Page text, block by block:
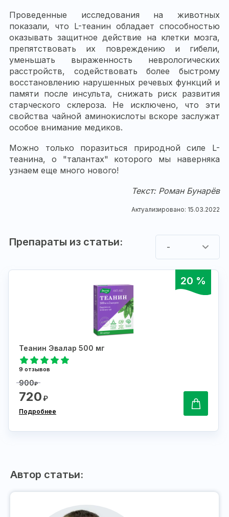
Проведенные исследования на животных
показали, что L-теанин обладает способностью
оказывать защитное действие на клетки мозга,
препятствовать их повреждению и гибели,
уменьшать выраженность неврологических
расстройств, содействовать более быстрому
восстановлению нарушенных речевых функций и
памяти после инсульта, снижать риск развития
старческого склероза. Не исключено, что эти
свойства чайной аминокислоты вскоре заслужат
особое внимание медиков.
Можно только поразиться природной силе L-
теанина, о "талантах" которого мы наверняка
узнаем еще много нового!
Текст: Роман Бунарёв
Актуализировано: 15.03.2022
Препараты из статьи: -
20 %
Теанин Эвалар 500 мг
9 отзывов
900₽
720₽
Подробнее
Автор статьи: